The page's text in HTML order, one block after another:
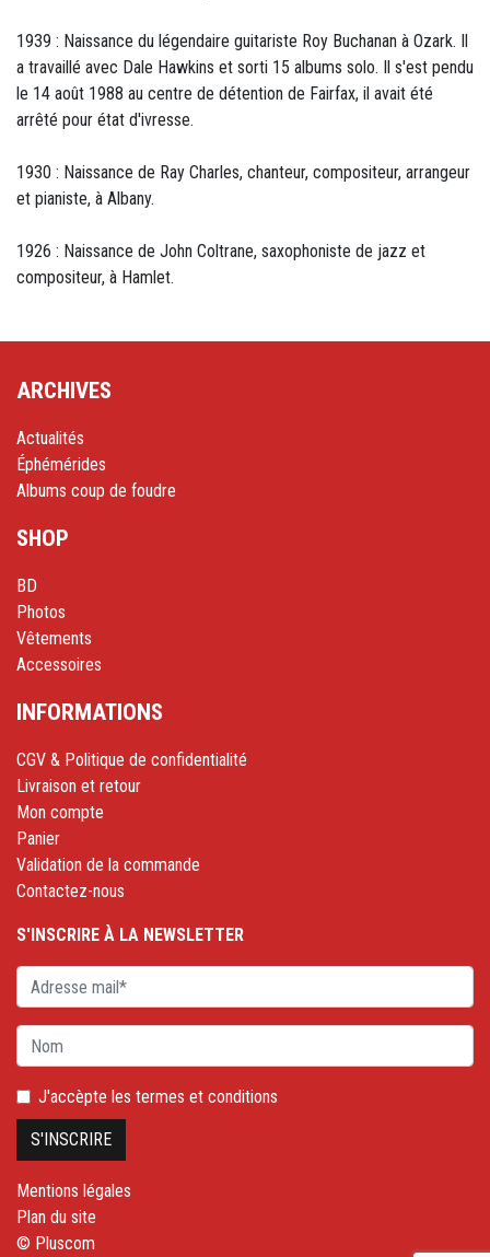
1939 : Naissance du légendaire guitariste Roy Buchanan à Ozark. Il
a travaillé avec Dale Hawkins et sorti 15 albums solo. Il s'est pendu
le 14 août 1988 au centre de détention de Fairfax, il avait été
arrêté pour état d'ivresse.
1930 : Naissance de Ray Charles, chanteur, compositeur, arrangeur
et pianiste, à Albany.
1926 : Naissance de John Coltrane, saxophoniste de jazz et
compositeur, à Hamlet.
ARCHIVES
Actualités
Éphémérides
Albums coup de foudre
SHOP
BD
Photos
Vêtements
Accessoires
INFORMATIONS
CGV & Politique de confidentialité
Livraison et retour
Mon compte
Panier
Validation de la commande
Contactez-nous
S'INSCRIRE À LA NEWSLETTER
J'accèpte les termes et conditions
Mentions légales
Plan du site
© Pluscom